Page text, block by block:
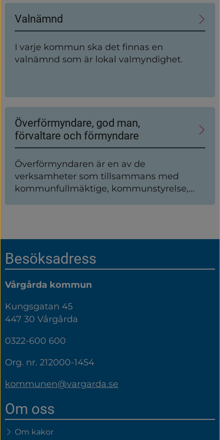
Valnämnd
I varje kommun ska det finnas en
valnämnd som är lokal valmyndighet.
Överförmyndare, god man,
förvaltare och förmyndare
Överförmyndaren är en av de
verksamheter som tillsammans med
kommunfullmäktige, kommunstyrelse,
Sidfot
Besöksadress
Vårgårda kommun
Kungsgatan 45
447 30 Vårgårda
0322-600 600
Org. nr. 212000-1454
kommunen@vargarda.se
Om oss
Om kakor